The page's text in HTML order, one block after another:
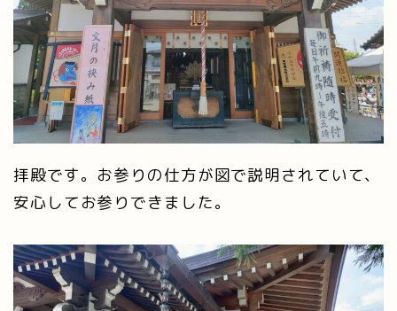
拝殿です。お参りの仕方が図で説明されていて、
安心してお参りできました。